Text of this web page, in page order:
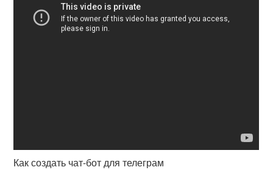
Как создать чат-бот для телеграм